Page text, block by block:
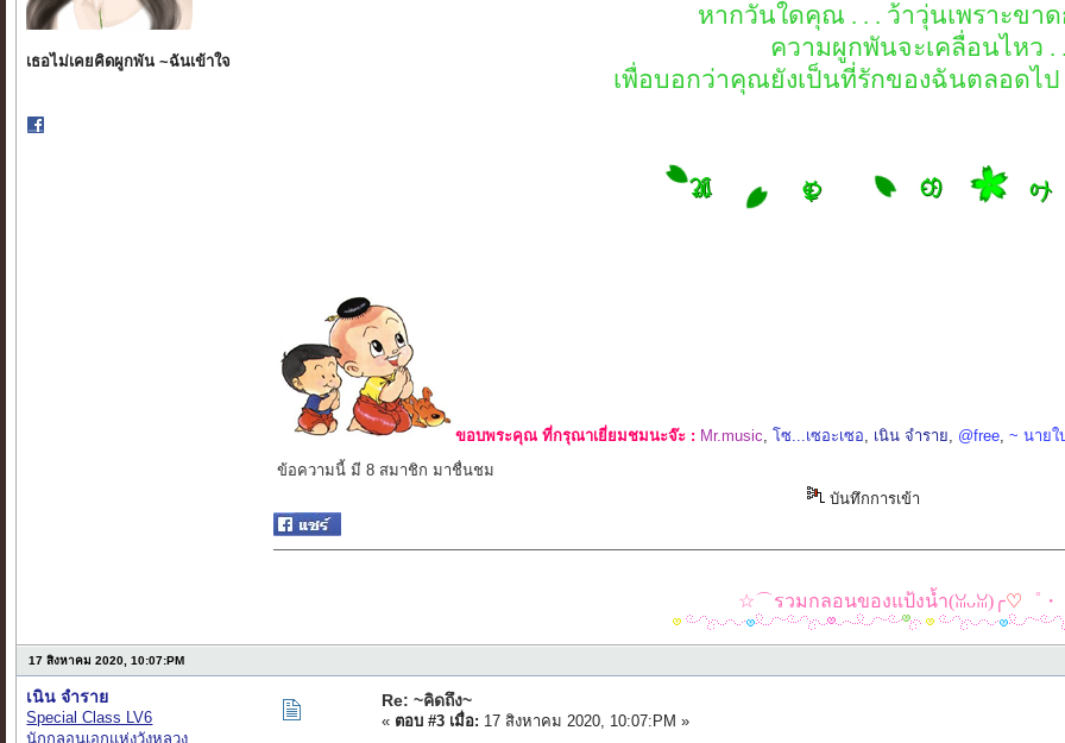
เธอไม่เคยคิดผูกพัน ~ฉันเข้าใจ
หากวันใดคุณ . . . ว้าวุ่นเพราะขาด
ความผูกพันจะเคลื่อนไหว .
เพื่อบอกว่าคุณยังเป็นที่รักของฉันตลอดไป
ขอบพระคุณ ที่กรุณาเยี่ยมชมนะจ๊ะ : Mr.music,โซ...เซอะเซอ, เนิน จำราย, @free,~ นายใ
ข้อความนี้ มี 8 สมาชิก มาชื่นชม
บันทึกการเข้า
☆⌒รวมกลอนของแป้งน้ำ(ꈍᴗꈍ)╭♡ ゜・
17 สิงหาคม 2020, 10:07:PM
เนิน จำราย
Special Class LV6
นักกลอนเอกแห่งวังหลวง
Re: ~คิดถึง~
« ตอบ #3 เมื่อ: 17 สิงหาคม 2020, 10:07:PM »